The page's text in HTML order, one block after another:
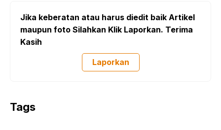
Jika keberatan atau harus diedit baik Artikel
maupun foto Silahkan Klik Laporkan. Terima
Kasih
Laporkan
Tags